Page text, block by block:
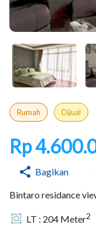
Rumah Dijual
Rp
Bagikan
Bintaro residance
LT : 204 Meter2